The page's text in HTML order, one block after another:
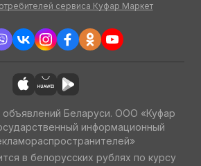
сервиса Куфар Маркет
Беларуси. ООО «Куфар
информационный
в белорусских рублях по курсу